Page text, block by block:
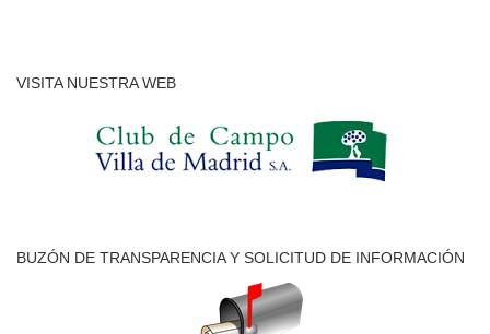
VISITA NUESTRA WEB
BUZÓN DE TRANSPARENCIA Y SOLICITUD DE INFORMACIÓN